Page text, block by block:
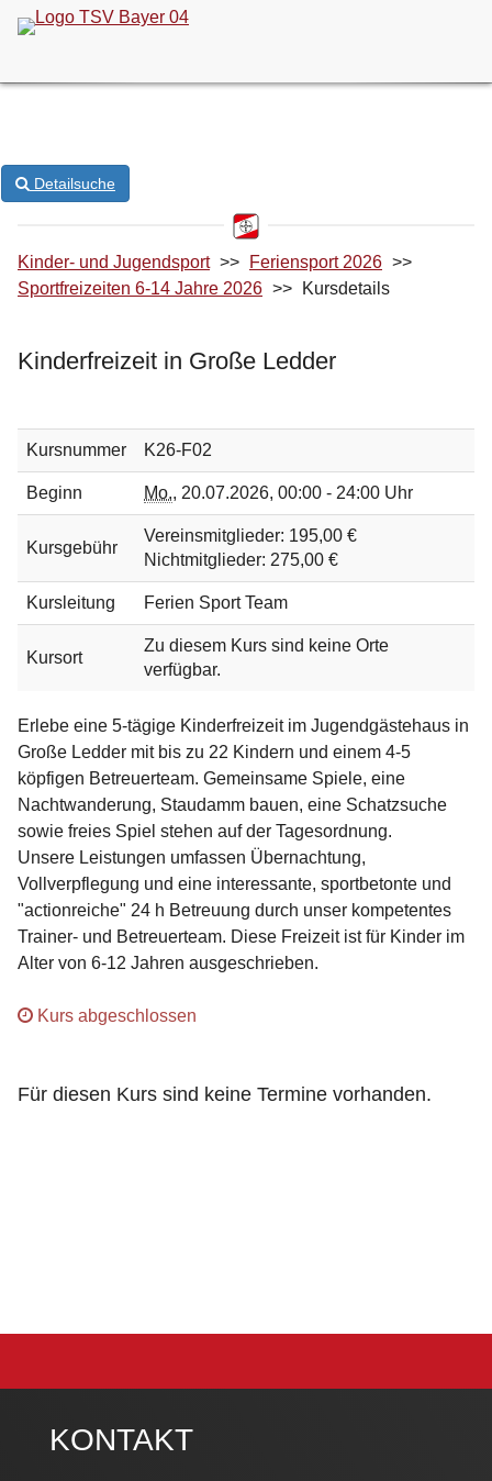
Detailsuche
Kinder- und Jugendsport >> Feriensport 2026 >>
Sportfreizeiten 6-14 Jahre 2026 >> Kursdetails
Kinderfreizeit in Große Ledder
Kursnummer K26-F02
Beginn Mo., 20.07.2026, 00:00 - 24:00 Uhr
Kursgebühr
Vereinsmitglieder: 195,00 €
Nichtmitglieder: 275,00 €
Kursleitung Ferien Sport Team
Kursort
Zu diesem Kurs sind keine Orte
verfügbar.
Erlebe eine 5-tägige Kinderfreizeit im Jugendgästehaus in
Große Ledder mit bis zu 22 Kindern und einem 4-5
köpfigen Betreuerteam. Gemeinsame Spiele, eine
Nachtwanderung, Staudamm bauen, eine Schatzsuche
sowie freies Spiel stehen auf der Tagesordnung.
Unsere Leistungen umfassen Übernachtung,
Vollverpflegung und eine interessante, sportbetonte und
"actionreiche" 24 h Betreuung durch unser kompetentes
Trainer- und Betreuerteam. Diese Freizeit ist für Kinder im
Alter von 6-12 Jahren ausgeschrieben.
Kurs abgeschlossen
Für diesen Kurs sind keine Termine vorhanden.
KONTAKT